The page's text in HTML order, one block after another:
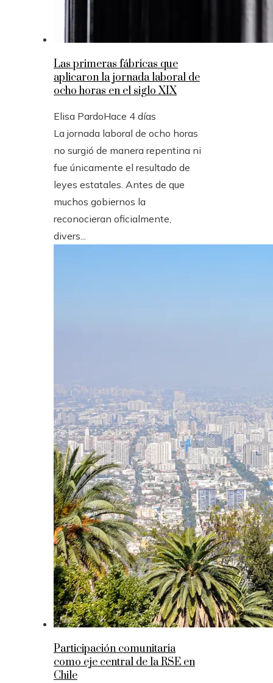
Las primeras fábricas que
aplicaron la jornada laboral de
ocho horas en el siglo XIX
Elisa PardoHace 4 días
La jornada laboral de ocho horas
no surgió de manera repentina ni
fue únicamente el resultado de
leyes estatales. Antes de que
muchos gobiernos la
reconocieran oficialmente,
divers...
Participación comunitaria
como eje central de la RSE en
Chile